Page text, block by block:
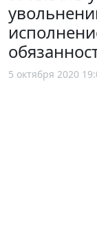
5 октября 2020